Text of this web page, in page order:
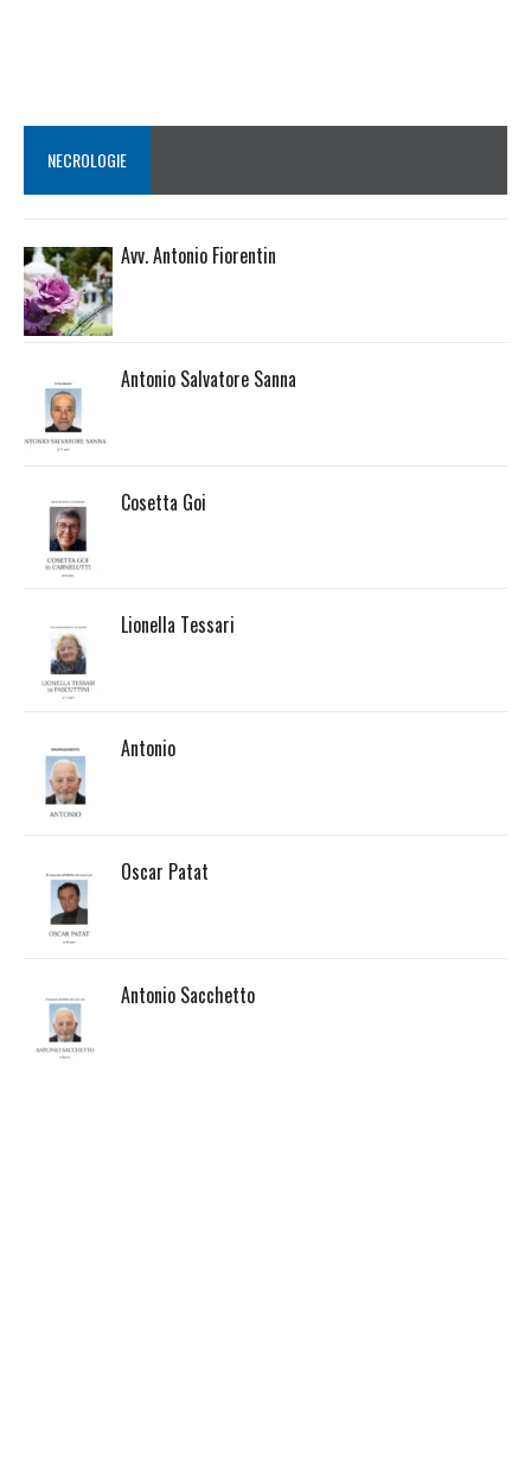
NECROLOGIE
Avv. Antonio Fiorentin
Antonio Salvatore Sanna
Cosetta Goi
Lionella Tessari
Antonio
Oscar Patat
Antonio Sacchetto